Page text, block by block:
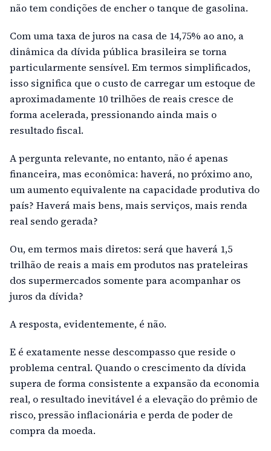
não tem condições de encher o tanque de gasolina.
Com uma taxa de juros na casa de 14,75% ao ano, a
dinâmica da dívida pública brasileira se torna
particularmente sensível. Em termos simplificados,
isso significa que o custo de carregar um estoque de
aproximadamente 10 trilhões de reais cresce de
forma acelerada, pressionando ainda mais o
resultado fiscal.
A pergunta relevante, no entanto, não é apenas
financeira, mas econômica: haverá, no próximo ano,
um aumento equivalente na capacidade produtiva do
país? Haverá mais bens, mais serviços, mais renda
real sendo gerada?
Ou, em termos mais diretos: será que haverá 1,5
trilhão de reais a mais em produtos nas prateleiras
dos supermercados somente para acompanhar os
juros da dívida?
A resposta, evidentemente, é não.
E é exatamente nesse descompasso que reside o
problema central. Quando o crescimento da dívida
supera de forma consistente a expansão da economia
real, o resultado inevitável é a elevação do prêmio de
risco, pressão inflacionária e perda de poder de
compra da moeda.